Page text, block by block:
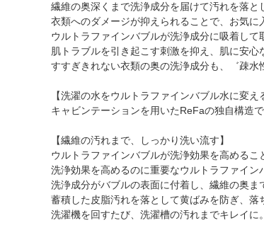
繊維の奥深くまで洗浄成分を届けて汚れを落と
衣類へのダメージが抑えられることで、お気に
ウルトラファインバブルが洗浄成分に吸着して
肌トラブルを引き起こす刺激を抑え、肌に安心
すすぎきれない衣類の奥の洗浄成分も、゛疎水
【洗濯の水をウルトラファインバブル水に変
キャビンテーションを用いたReFaの独自構造
【繊維の汚れまで、しっかり洗い流す】
ウルトラファインバブルが洗浄効果を高める
洗浄効果を高めるのに重要なウルトラファイン
洗浄成分がバブルの表面に付着し、繊維の奥ま
蓄積した皮脂汚れを落として黄ばみを防ぎ、落
洗濯機を回すたび、洗濯槽の汚れまでキレイに。